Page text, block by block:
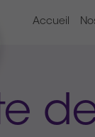
Accueil